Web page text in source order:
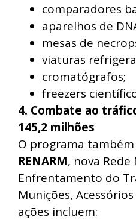
comparadores
aparelhos de
mesas de
viaturas
cromatógrafos;
freezers
4. Combate ao
145,2 milhões
O programa
RENARM, nova Rede
Enfrentamento do
Munições,
ações incluem: